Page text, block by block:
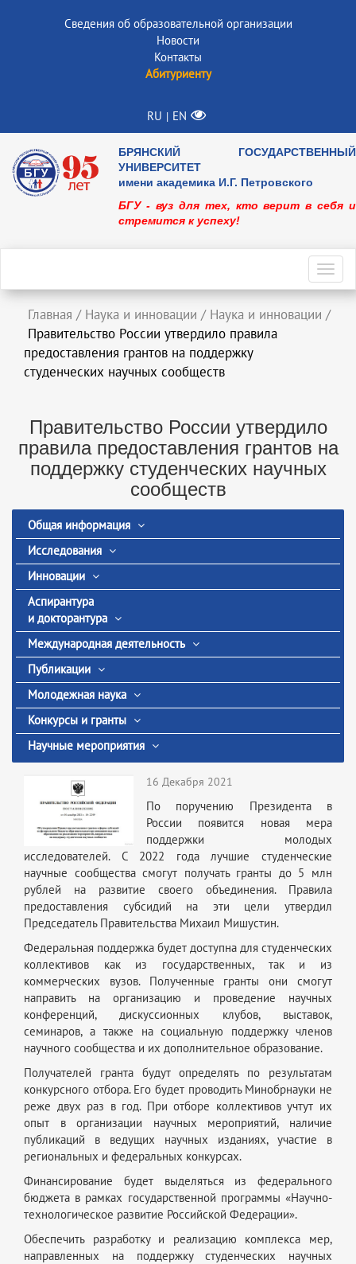
Сведения об образовательной организации
Новости
Контакты
Абитуриенту
RU | EN
БРЯНСКИЙ ГОСУДАРСТВЕННЫЙ
УНИВЕРСИТЕТ
имени академика И.Г. Петровского
БГУ - вуз для тех, кто верит в себя и
стремится к успеху!
Главная / Наука и инновации / Наука и инновации /
Правительство России утвердило правила
предоставления грантов на поддержку
студенческих научных сообществ
Правительство России утвердило
правила предоставления грантов на
поддержку студенческих научных
сообществ
Общая информация
Исследования
Инновации
Аспирантура
и докторантура
Международная деятельность
Публикации
Молодежная наука
Конкурсы и гранты
Научные мероприятия
16 Декабря 2021
По поручению Президента в
России появится новая мера
поддержки молодых
исследователей. С 2022 года лучшие студенческие
научные сообщества смогут получать гранты до 5 млн
рублей на развитие своего объединения. Правила
предоставления субсидий на эти цели утвердил
Председатель Правительства Михаил Мишустин.
Федеральная поддержка будет доступна для студенческих
коллективов как из государственных, так и из
коммерческих вузов. Полученные гранты они смогут
направить на организацию и проведение научных
конференций, дискуссионных клубов, выставок,
семинаров, а также на социальную поддержку членов
научного сообщества и их дополнительное образование.
Получателей гранта будут определять по результатам
конкурсного отбора. Его будет проводить Минобрнауки не
реже двух раз в год. При отборе коллективов учтут их
опыт в организации научных мероприятий, наличие
публикаций в ведущих научных изданиях, участие в
региональных и федеральных конкурсах.
Финансирование будет выделяться из федерального
бюджета в рамках государственной программы «Научно-
технологическое развитие Российской Федерации».
Обеспечить разработку и реализацию комплекса мер,
направленных на поддержку студенческих научных